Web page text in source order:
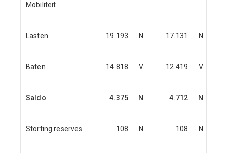
Mobiliteit
Lasten 19.193 N 17.131 N
Baten 14.818 V 12.419 V
Saldo 4.375 N 4.712 N
Storting reserves 108 N 108 N